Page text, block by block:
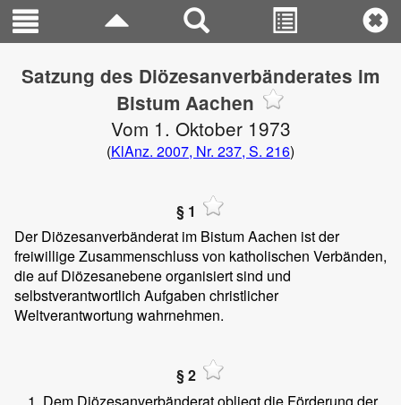
Satzung des Diözesanverbänderates im
Bistum Aachen
Vom 1. Oktober 1973
(KlAnz. 2007, Nr. 237, S. 216)
§ 1
Der Diözesanverbänderat im Bistum Aachen ist der
freiwillige Zusammenschluss von katholischen Verbänden,
die auf Diözesanebene organisiert sind und
selbstverantwortlich Aufgaben christlicher
Weltverantwortung wahrnehmen.
§ 2
Dem Diözesanverbänderat obliegt die Förderung der